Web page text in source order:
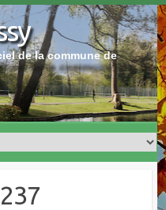
de la commune de